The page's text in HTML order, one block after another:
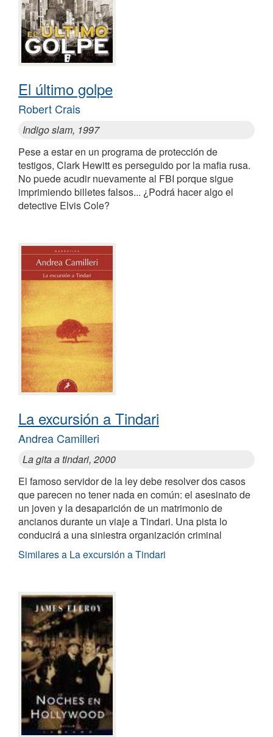
El último golpe
Robert Crais
Indigo slam, 1997
Pese a estar en un programa de protección de
testigos, Clark Hewitt es perseguido por la mafia rusa.
No puede acudir nuevamente al FBI porque sigue
imprimiendo billetes falsos... ¿Podrá hacer algo el
detective Elvis Cole?
La excursión a Tindari
Andrea Camilleri
La gita a tindari, 2000
El famoso servidor de la ley debe resolver dos casos
que parecen no tener nada en común: el asesinato de
un joven y la desaparición de un matrimonio de
ancianos durante un viaje a Tindari. Una pista lo
conducirá a una siniestra organización criminal
Similares a La excursión a Tindari